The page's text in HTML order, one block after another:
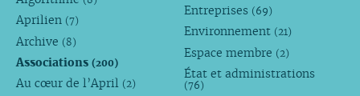
Aprilien (7)
Archive (8)
Associations (200)
Au cœur de l’April (2)
Entreprises (69)
Environnement (21)
Espace membre (2)
État et administrations
(76)